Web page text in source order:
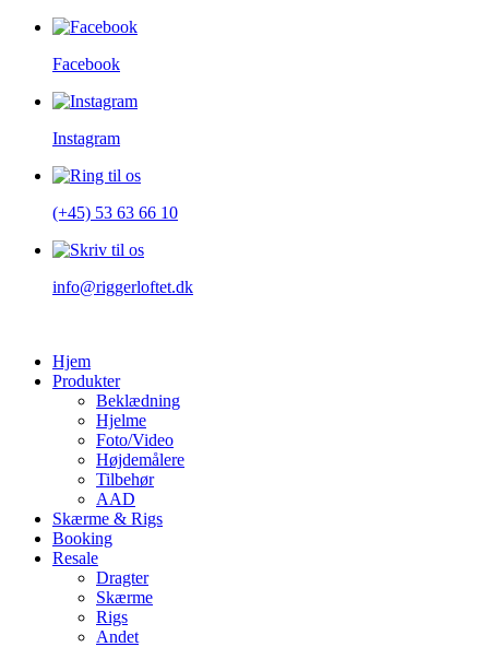
Facebook
Instagram
(+45) 53 63 66 10
info@riggerloftet.dk
Hjem
Produkter
Beklædning
Hjelme
Foto/Video
Højdemålere
Tilbehør
AAD
Skærme & Rigs
Booking
Resale
Dragter
Skærme
Rigs
Andet